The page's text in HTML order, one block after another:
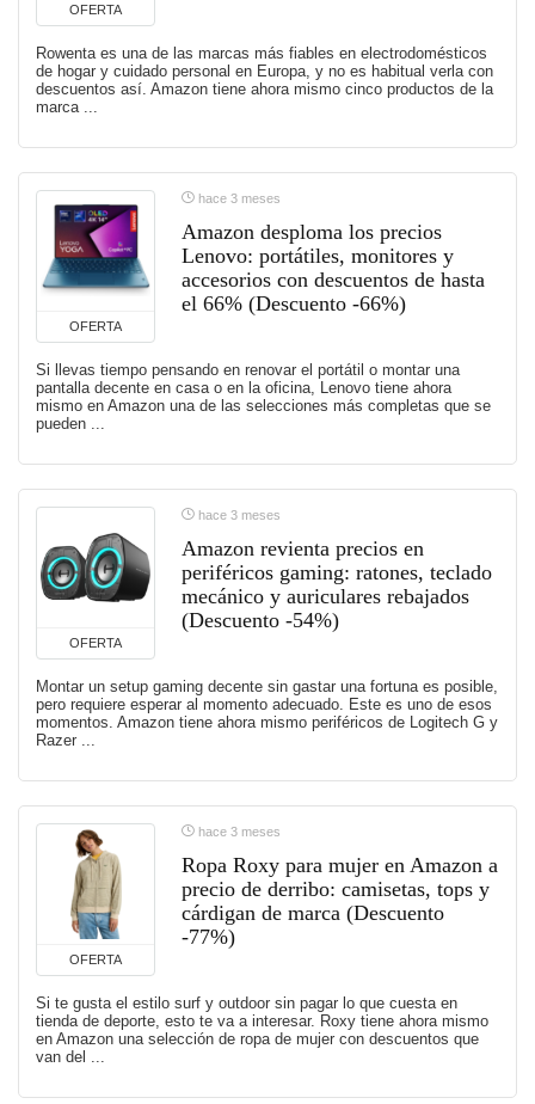
OFERTA
Rowenta es una de las marcas más fiables en electrodomésticos
de hogar y cuidado personal en Europa, y no es habitual verla con
descuentos así. Amazon tiene ahora mismo cinco productos de la
marca ...
OFERTA
hace 3 meses
Amazon desploma los precios
Lenovo: portátiles, monitores y
accesorios con descuentos de hasta
el 66% (Descuento -66%)
Si llevas tiempo pensando en renovar el portátil o montar una
pantalla decente en casa o en la oficina, Lenovo tiene ahora
mismo en Amazon una de las selecciones más completas que se
pueden ...
OFERTA
hace 3 meses
Amazon revienta precios en
periféricos gaming: ratones, teclado
mecánico y auriculares rebajados
(Descuento -54%)
Montar un setup gaming decente sin gastar una fortuna es posible,
pero requiere esperar al momento adecuado. Este es uno de esos
momentos. Amazon tiene ahora mismo periféricos de Logitech G y
Razer ...
OFERTA
hace 3 meses
Ropa Roxy para mujer en Amazon a
precio de derribo: camisetas, tops y
cárdigan de marca (Descuento
-77%)
Si te gusta el estilo surf y outdoor sin pagar lo que cuesta en
tienda de deporte, esto te va a interesar. Roxy tiene ahora mismo
en Amazon una selección de ropa de mujer con descuentos que
van del ...